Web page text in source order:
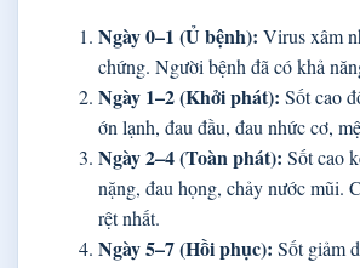
Ngày 0–1 (Ủ bệnh): Virus xâm
chứng. Người bệnh đã có khả
Ngày 1–2 (Khởi phát): Sốt cao
ớn lạnh, đau đầu, đau nhức cơ,
Ngày 2–4 (Toàn phát): Sốt cao
nặng, đau họng, chảy nước mũi.
rệt nhất.
Ngày 5–7 (Hồi phục): Sốt giảm